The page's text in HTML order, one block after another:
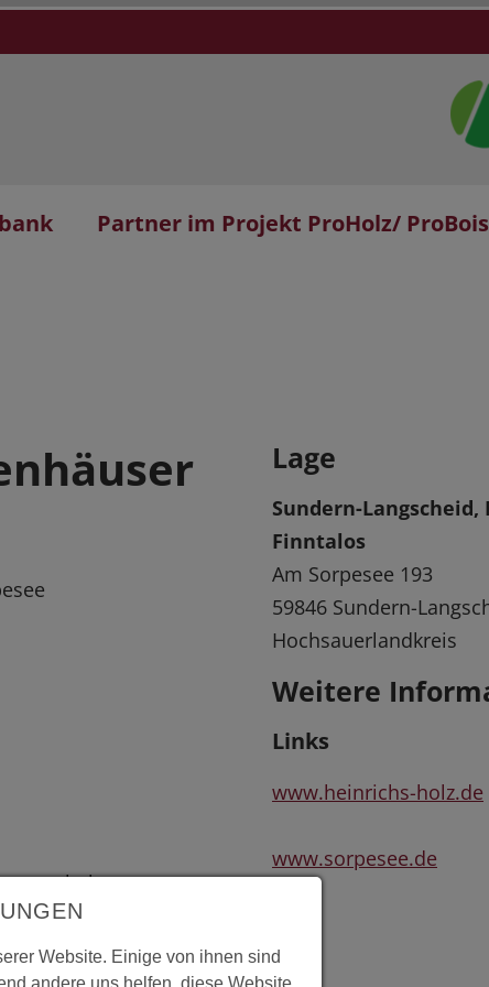
Partner im Projekt ProHolz/ ProBois
zu erhalten.
Lage
Sundern-
Finntalos
Am Sorpesee 193
59846 Sundern-
Hochsauerlandkreis
Weitere
Links
www.heinrichs-holz.de
www.sorpesee.de
Website. Einige von ihnen sind
andere uns helfen, diese Website